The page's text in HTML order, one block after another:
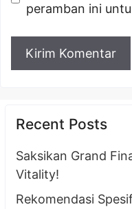
peramban ini
Recent Posts
Saksikan Grand
Vitality!
Rekomendasi